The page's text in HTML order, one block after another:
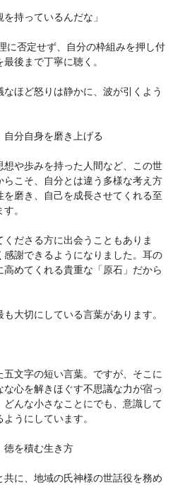
持っているんだな」
に否定せず、自分の枠組みを押し付
後まで丁寧に聴く。
ほど怒りは静かに、波が引くよう
分自身を磨き上げる
や歩みを持った人間など、この世
こそ、自分とは違う多様な考え方
磨き、自己を成長させてくれる至
。
ださる方に出会うこともありま
謝できるようになりました。耳の
めてくれる貴重な「原石」だから
大切にしている言葉があります。
文字の短い言葉。ですが、そこに
心を解きほぐす不思議な力が宿っ
んな小さなことにでも、意識して
うにしています。
徳を積む生き方
に、地域の氏神様の世話役を務め